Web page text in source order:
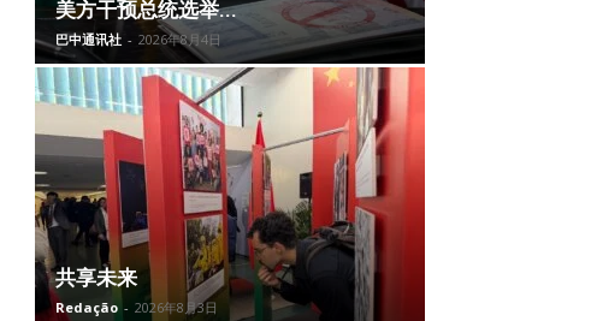
美方干预总统选举...
巴中通讯社 - 2026年8月4日
共享未来
Redação - 2026年8月3日